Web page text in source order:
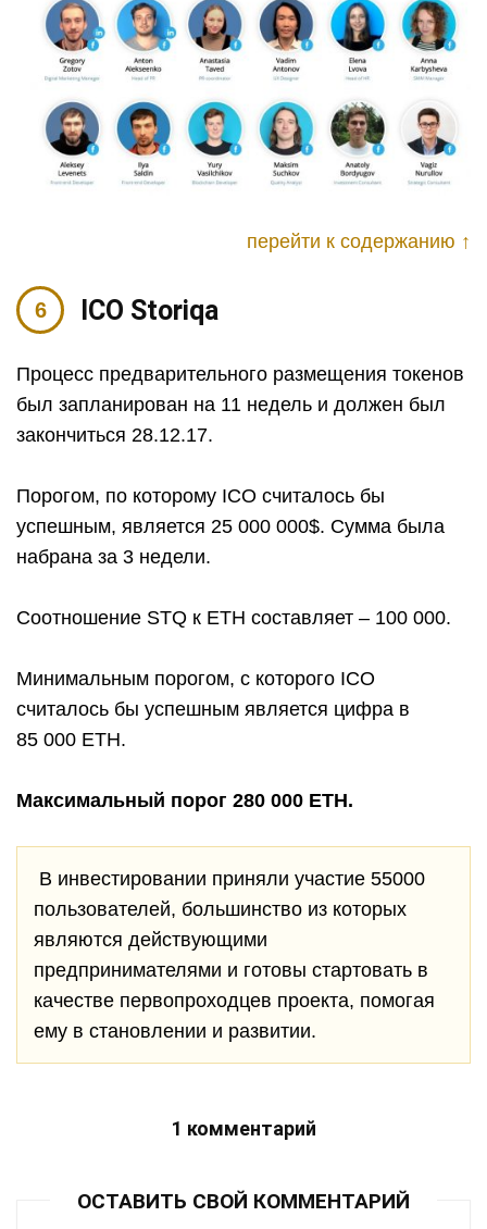
перейти к содержанию ↑
ICO Storiqa
Процесс предварительного размещения токенов
был запланирован на 11 недель и должен был
закончиться 28.12.17.
Порогом, по которому ICO считалось бы
успешным, является 25 000 000$. Сумма была
набрана за 3 недели.
Соотношение STQ к ETH составляет – 100 000.
Минимальным порогом, с которого ICO
считалось бы успешным является цифра в
85 000 ETH.
Максимальный порог 280 000 ETH.
В инвестировании приняли участие 55000
пользователей, большинство из которых
являются действующими
предпринимателями и готовы стартовать в
качестве первопроходцев проекта, помогая
ему в становлении и развитии.
1 комментарий
ОСТАВИТЬ СВОЙ КОММЕНТАРИЙ